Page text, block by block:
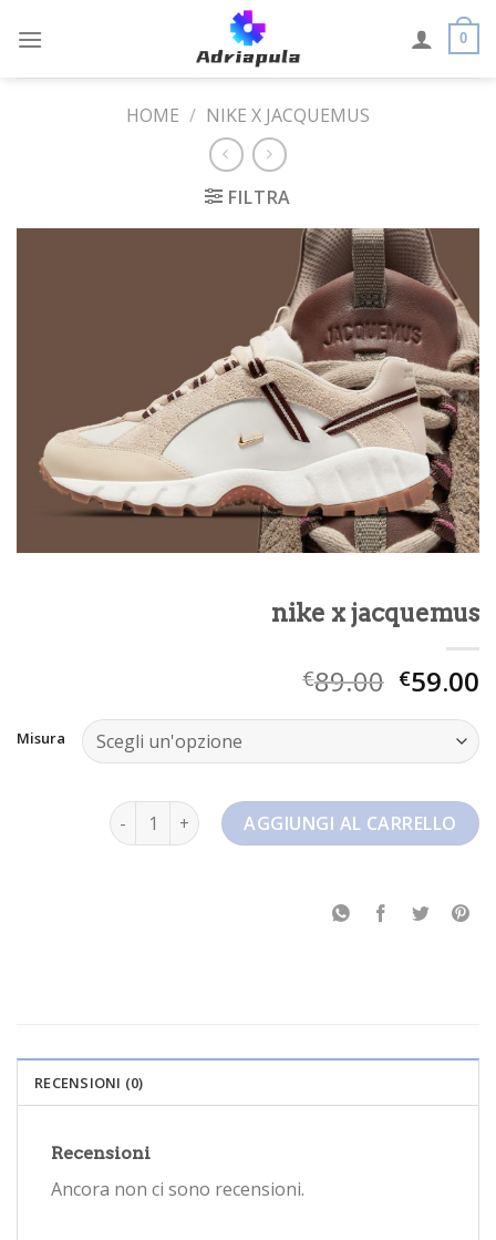
0
HOME / NIKE X JACQUEMUS
FILTRA
nike x jacquemus
€89.00 €59.00
Misura
nike x jacquemus quantitàAGGIUNGI AL CARRELLO
RECENSIONI (0)
Recensioni
Ancora non ci sono recensioni.